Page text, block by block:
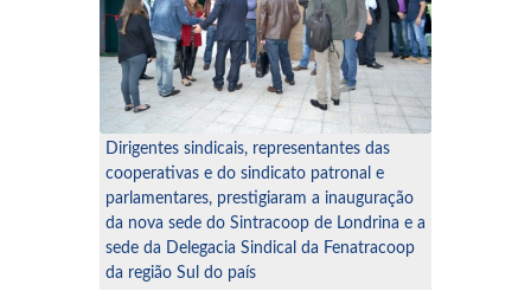
Dirigentes sindicais, representantes das
cooperativas e do sindicato patronal e
parlamentares, prestigiaram a inauguração
da nova sede do Sintracoop de Londrina e a
sede da Delegacia Sindical da Fenatracoop
da região Sul do país